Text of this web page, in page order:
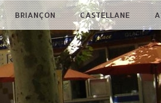
BRIANÇON CASTELLANE